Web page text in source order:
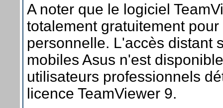
A noter que le logiciel
totalement gratuitement
personnelle. L'accès distant
mobiles Asus n'est
utilisateurs professionnels
licence TeamViewer 9.